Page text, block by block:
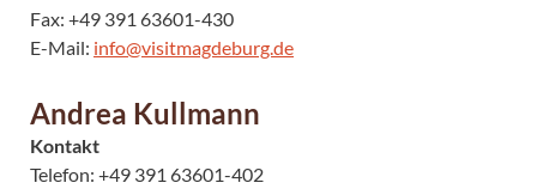
Fax: +49 391 63601-430
E-Mail: info@visitmagdeburg.de
Andrea Kullmann
Kontakt
Telefon: +49 391 63601-402